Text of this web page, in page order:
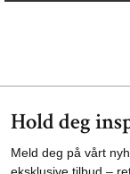
Hold deg
Meld deg på vårt